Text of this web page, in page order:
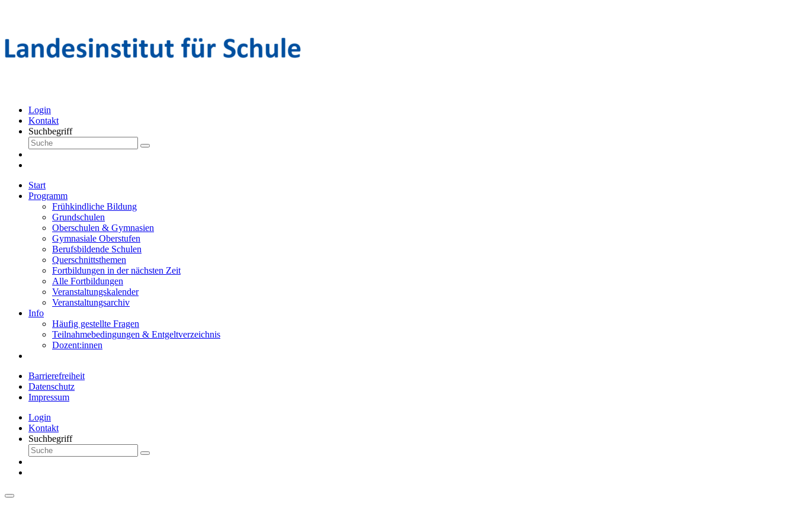
Login
Kontakt
Suchbegriff
Start
Programm
Frühkindliche Bildung
Grundschulen
Oberschulen & Gymnasien
Gymnasiale Oberstufen
Berufsbildende Schulen
Querschnittsthemen
Fortbildungen in der nächsten Zeit
Alle Fortbildungen
Veranstaltungskalender
Veranstaltungsarchiv
Info
Häufig gestellte Fragen
Teilnahmebedingungen & Entgeltverzeichnis
Dozent:innen
Barrierefreiheit
Datenschutz
Impressum
Login
Kontakt
Suchbegriff